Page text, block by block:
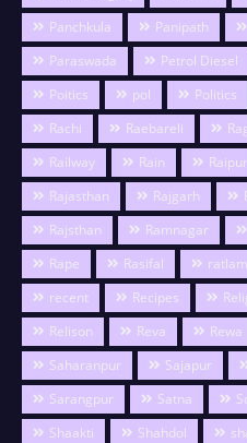
Panchkula
Panipath
Paraswada
Petrol Diesel
Poitics
pol Politics
Rachi
Raebareli
Railway
Rain Raipur
Rajasthan
Rajgarh
Rajsthan
Ramnagar
Rape
Rasifal ratlam
recent
Recipes
Relison
Reva Rewa
Saharanpur
Sajapur
Sarangpur
Satna
Shaakti
Shahdol